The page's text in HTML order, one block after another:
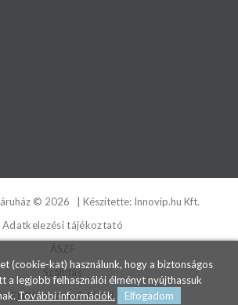
© 2026 | Készítette: Innovip.hu Kft.
Adatkelezési tájékoztató
ÁSZF
Szállítás
Elállás a szerződéstől
(cookie-kat) használunk, hogy a biztonságos
a legjobb felhasználói élményt nyújthassuk
További információk. Elfogadom